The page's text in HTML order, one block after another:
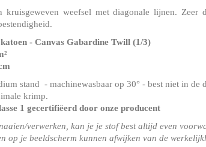
kruisgeweven weefsel met diagonale lijnen. Zeer
katoen - Canvas Gabardine Twill (1/3)
stand - machinewasbaar op 30° - best niet in de
krimp.
1 gecertifiëerd door onze producent
verwerken, kan je je stof best altijd even
op je beeldscherm kunnen afwijken van de